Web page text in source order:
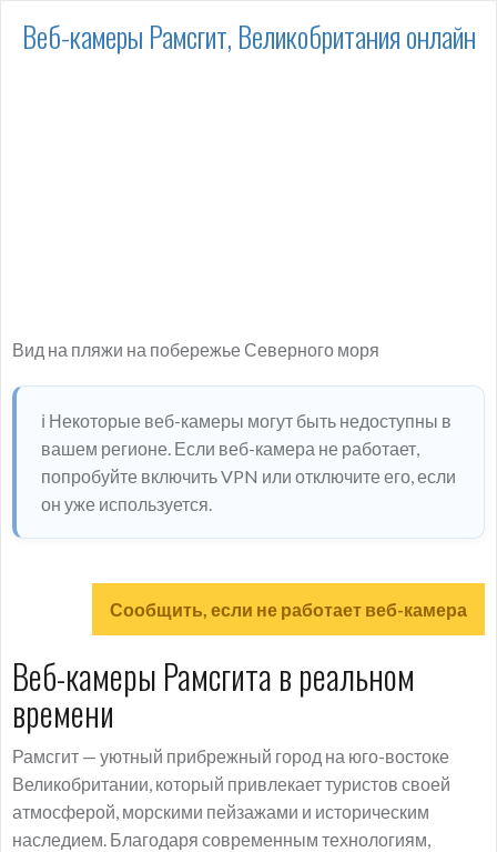
Веб-камеры Рамсгит, Великобритания онлайн
Вид на пляжи на побережье Северного моря
ℹ️ Некоторые веб-камеры могут быть недоступны в
вашем регионе. Если веб-камера не работает,
попробуйте включить VPN или отключите его, если
он уже используется.
Сообщить, если не работает веб-камера
Веб-камеры Рамсгита в реальном
времени
Рамсгит — уютный прибрежный город на юго-востоке
Великобритании, который привлекает туристов своей
атмосферой, морскими пейзажами и историческим
наследием. Благодаря современным технологиям,